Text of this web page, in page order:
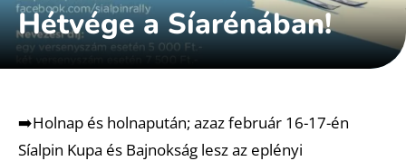
Hétvége a Síarénában!
➡️Holnap és holnapután; azaz február 16-17-én
Síalpin Kupa és Bajnokság lesz az eplényi